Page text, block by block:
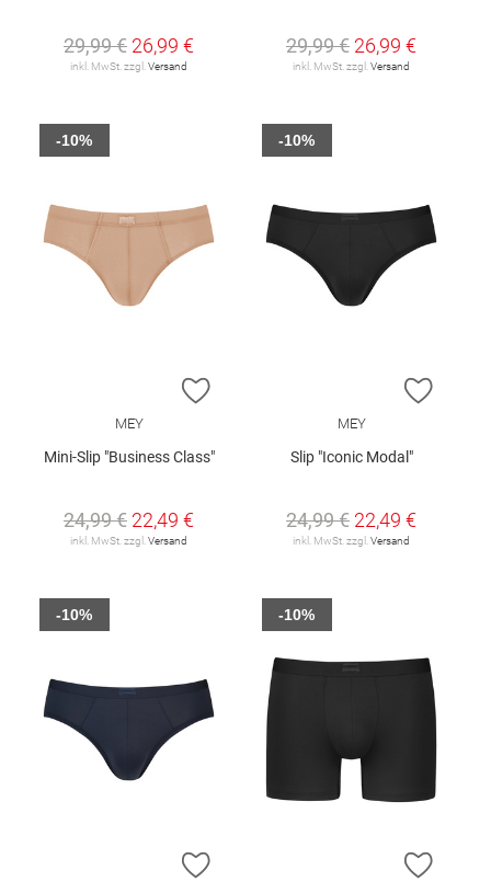
29,99 € 26,99 €
inkl. MwSt. zzgl.Versand
29,99 € 26,99 €
inkl. MwSt. zzgl.Versand
ZUR WUNSCHLISTE HINZUFÜGEN
MEY
Mini-Slip "Business Class"
24,99 € 22,49 €
inkl. MwSt. zzgl. Versand
-10%
ZUR
MEY
Slip "Iconic Modal"
24,99 € 22,49 €
inkl. MwSt. zzgl. Versand
-10%
ZUR WUNSCHLISTE HINZUFÜGEN
-10%
ZUR
-10%